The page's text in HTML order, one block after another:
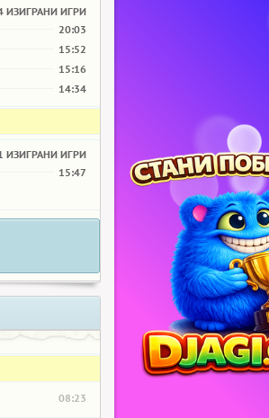
ИЗИГРАНИ ИГРИ
20:03
15:52
15:16
14:34
ИЗИГРАНИ ИГРИ
15:47
08:23